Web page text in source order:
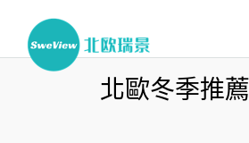
北歐冬季推